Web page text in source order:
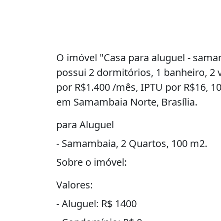
O imóvel "Casa para aluguel -
possui 2 dormitórios, 1 banheiro, 2
por R$1.400 /mês, IPTU por R$16,
em Samambaia Norte, Brasília.
para Aluguel
- Samambaia, 2 Quartos, 100 m2.
Sobre o imóvel:
Valores:
- Aluguel: R$ 1400